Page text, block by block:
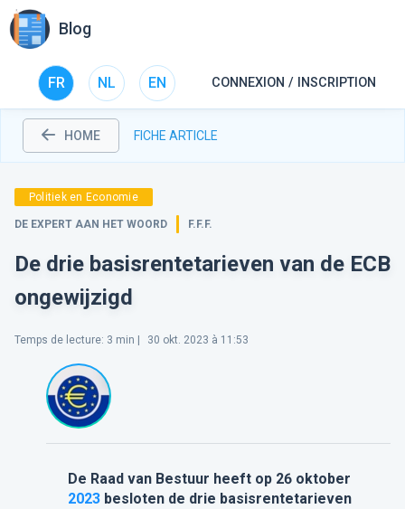
Blog
FR NL EN CONNEXION / INSCRIPTION
HOME FICHE ARTICLE
Politiek en Economie
DE EXPERT AAN HET WOORD F.F.F.
De drie basisrentetarieven van de ECB
ongewijzigd
Temps de lecture: 3 min | 30 okt. 2023 à 11:53
De Raad van Bestuur heeft op 26 oktober
2023besloten de drie basisrentetarieven